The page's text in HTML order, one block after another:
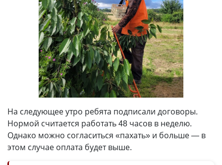
На следующее утро ребята подписали договоры.
Нормой считается работать 48 часов в неделю.
Однако можно согласиться «пахать» и больше — в
этом случае оплата будет выше.